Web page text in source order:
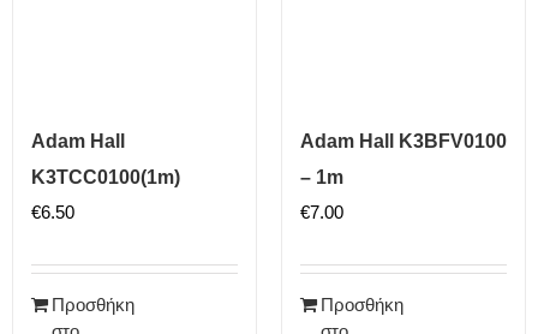
Adam Hall
K3TCC0100(1m)
€6.50
Προσθήκη
Adam Hall K3BFV0100
– 1m
€7.00
Προσθήκη